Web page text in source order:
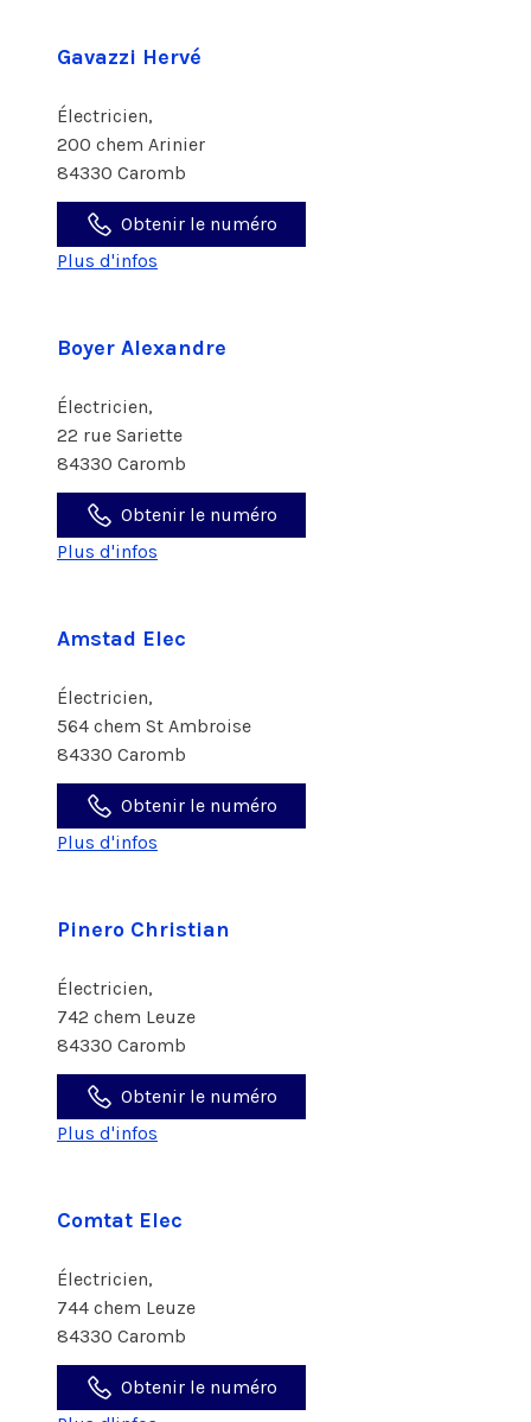
Gavazzi Hervé
Électricien,
200 chem Arinier
84330 Caromb
Obtenir le numéro
Plus d'infos
Boyer Alexandre
Électricien,
22 rue Sariette
84330 Caromb
Obtenir le numéro
Plus d'infos
Amstad Elec
Électricien,
564 chem St Ambroise
84330 Caromb
Obtenir le numéro
Plus d'infos
Pinero Christian
Électricien,
742 chem Leuze
84330 Caromb
Obtenir le numéro
Plus d'infos
Comtat Elec
Électricien,
744 chem Leuze
84330 Caromb
Obtenir le numéro